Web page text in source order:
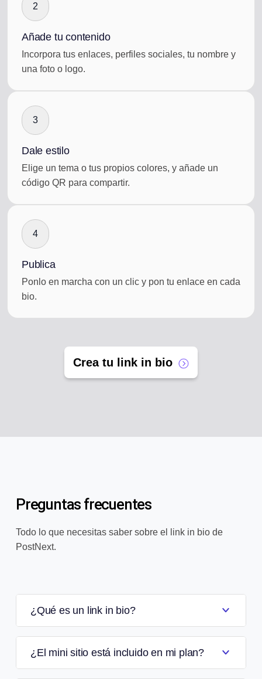
2
Añade tu contenido
Incorpora tus enlaces, perfiles sociales, tu nombre y
una foto o logo.
3
Dale estilo
Elige un tema o tus propios colores, y añade un
código QR para compartir.
4
Publica
Ponlo en marcha con un clic y pon tu enlace en cada
bio.
Crea tu link in bio
Preguntas frecuentes
Todo lo que necesitas saber sobre el link in bio de
PostNext.
¿Qué es un link in bio?
¿El mini sitio está incluido en mi plan?